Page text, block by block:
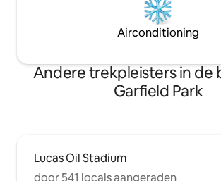
Airconditioning
Andere trekpleisters in de
Garfield Park
Lucas Oil Stadium
door 541 locals aangeraden